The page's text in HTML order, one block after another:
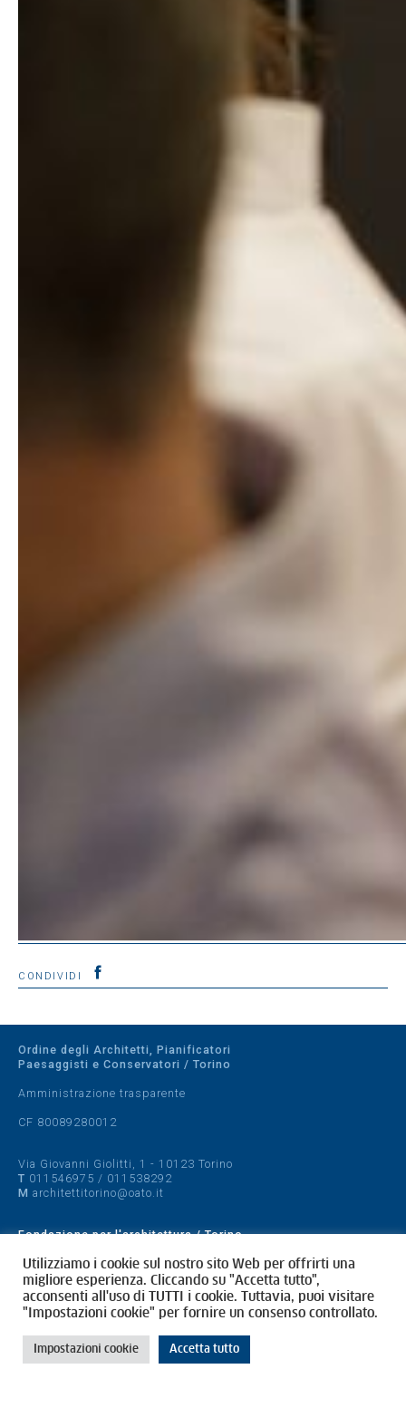
CONDIVIDI
Ordine degli Architetti, Pianificatori
Paesaggisti e Conservatori / Torino
Amministrazione trasparente
CF 80089280012
Via Giovanni Giolitti, 1 - 10123 Torino
T 011546975 / 011538292
M architettitorino@oato.it
Fondazione per l'architettura / Torino
Designed by quattrolinee.it
Cookie Policy
Privacy Policy
Utilizziamo i cookie sul nostro sito Web per offrirti una
migliore esperienza. Cliccando su "Accetta tutto",
acconsenti all'uso di TUTTI i cookie. Tuttavia, puoi visitare
"Impostazioni cookie" per fornire un consenso controllato.
Impostazioni cookie Accetta tutto